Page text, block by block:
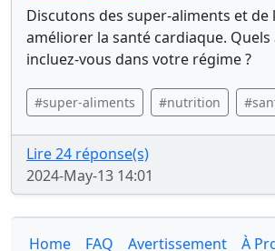
Discutons des super-aliments et de
améliorer la santé cardiaque. Quels
incluez-vous dans votre régime ?
#super-aliments #nutrition
Lire 24 réponse(s)
2024-May-13 14:01
Home FAQ Avertissement
À